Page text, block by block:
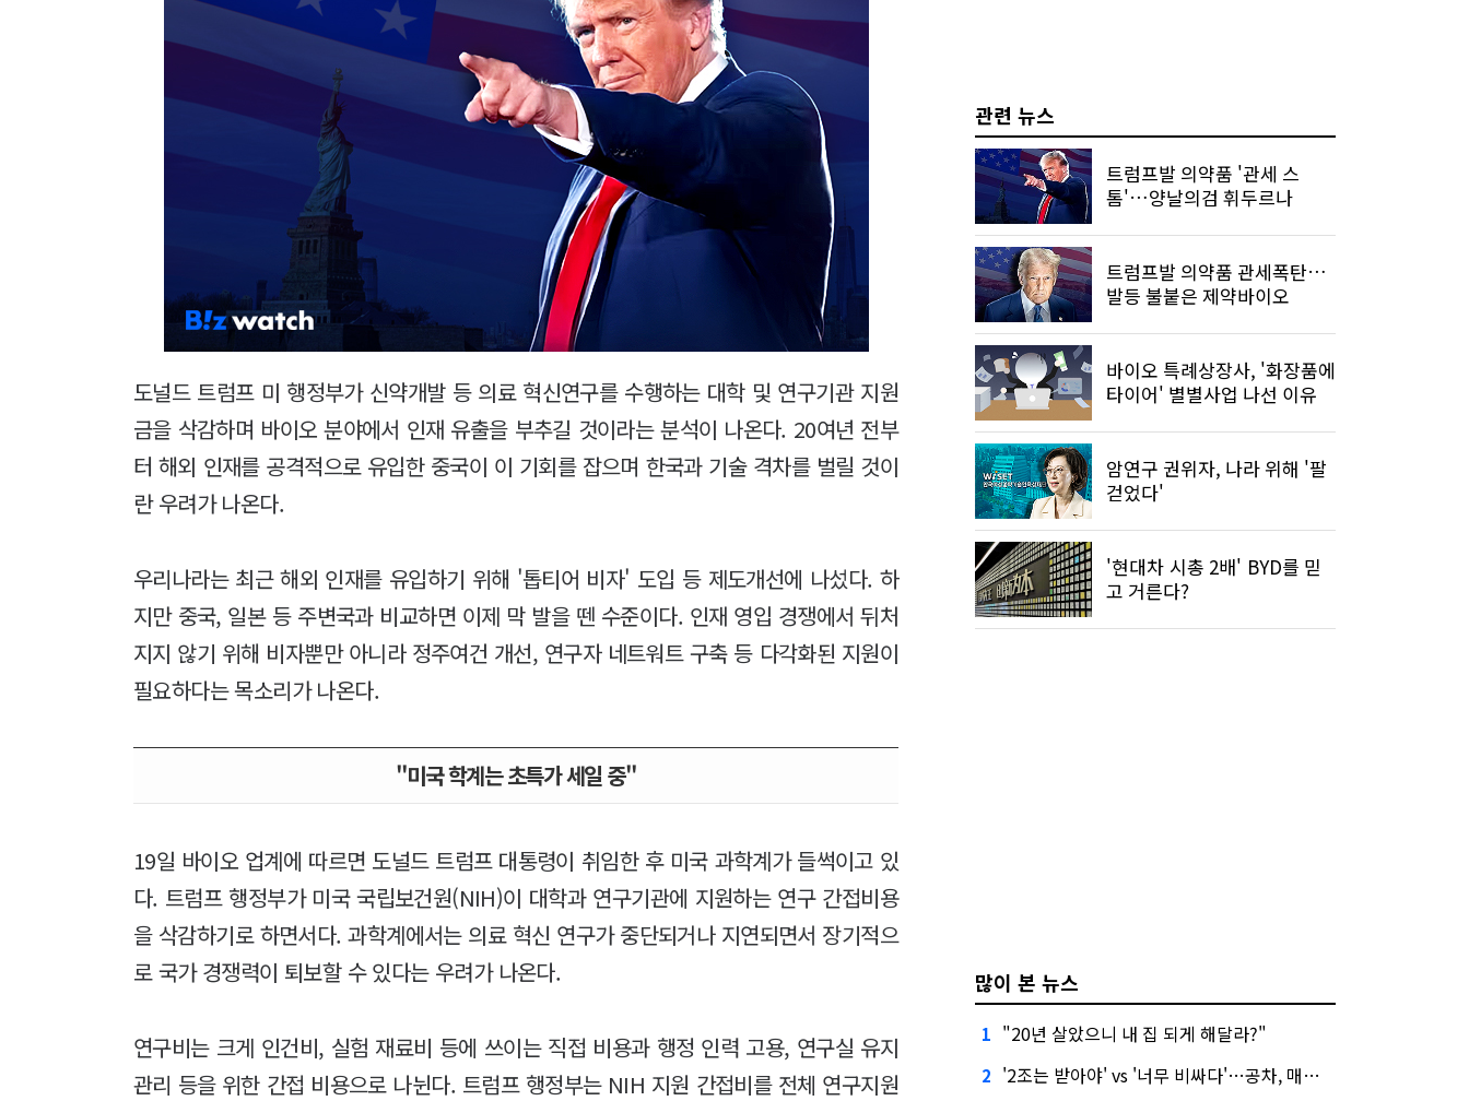
도널드 트럼프 미 행정부가 신약개발 등 의료 혁신연구를 수행하는 대학 및 연구기관 지원
금을 삭감하며 바이오 분야에서 인재 유출을 부추길 것이라는 분석이 나온다. 20여년 전부
터 해외 인재를 공격적으로 유입한 중국이 이 기회를 잡으며 한국과 기술 격차를 벌릴 것이
란 우려가 나온다.
우리나라는 최근 해외 인재를 유입하기 위해 '톱티어 비자' 도입 등 제도개선에 나섰다. 하
지만 중국, 일본 등 주변국과 비교하면 이제 막 발을 뗀 수준이다. 인재 영입 경쟁에서 뒤처
지지 않기 위해 비자뿐만 아니라 정주여건 개선, 연구자 네트워트 구축 등 다각화된 지원이
필요하다는 목소리가 나온다.
"미국 학계는 초특가 세일 중"
19일 바이오 업계에 따르면 도널드 트럼프 대통령이 취임한 후 미국 과학계가 들썩이고 있
다. 트럼프 행정부가 미국 국립보건원(NIH)이 대학과 연구기관에 지원하는 연구 간접비용
을 삭감하기로 하면서다. 과학계에서는 의료 혁신 연구가 중단되거나 지연되면서 장기적으
로 국가 경쟁력이 퇴보할 수 있다는 우려가 나온다.
연구비는 크게 인건비, 실험 재료비 등에 쓰이는 직접 비용과 행정 인력 고용, 연구실 유지
관리 등을 위한 간접 비용으로 나뉜다. 트럼프 행정부는 NIH 지원 간접비를 전체 연구지원
관련 뉴스
트럼프발 의약품 '관세 스
톰'…양날의검 휘두르나
트럼프발 의약품 관세폭탄…
발등 불붙은 제약바이오
바이오 특례상장사, '화장품에
타이어' 별별사업 나선 이유
암연구 권위자, 나라 위해 '팔
걷었다'
'현대차 시총 2배' BYD를 믿
고 거른다?
많이 본 뉴스
1 "20년 살았으니 내 집 되게 해달라?"
2 '2조는 받아야' vs '너무 비싸다'…공차, 매각 성공할까